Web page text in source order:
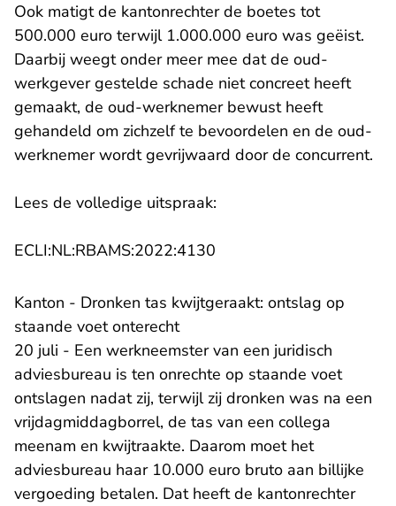
Ook matigt de kantonrechter de boetes tot
500.000 euro terwijl 1.000.000 euro was geëist.
Daarbij weegt onder meer mee dat de oud-
werkgever gestelde schade niet concreet heeft
gemaakt, de oud-werknemer bewust heeft
gehandeld om zichzelf te bevoordelen en de oud-
werknemer wordt gevrijwaard door de concurrent.
Lees de volledige uitspraak:
ECLI:NL:RBAMS:2022:4130
Kanton - Dronken tas kwijtgeraakt: ontslag op
staande voet onterecht
20 juli - Een werkneemster van een juridisch
adviesbureau is ten onrechte op staande voet
ontslagen nadat zij, terwijl zij dronken was na een
vrijdagmiddagborrel, de tas van een collega
meenam en kwijtraakte. Daarom moet het
adviesbureau haar 10.000 euro bruto aan billijke
vergoeding betalen. Dat heeft de kantonrechter